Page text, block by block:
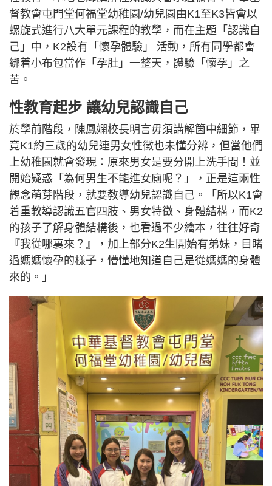
督教會屯門堂何福堂幼稚園/幼兒園由K1至K3皆會以
螺旋式進行八大單元課程的教學，而在主題「認識自
己」中，K2設有「懷孕體驗」 活動，所有同學都會
綁着小布包當作「孕肚」一整天，體驗「懷孕」之
苦。
性教育起步 讓幼兒認識自己
於學前階段，陳鳳嫻校長明言毋須講解箇中細節，畢
竟K1約三歲的幼兒連男女性徵也未懂分辨，但當他們
上幼稚園就會發現：原來男女是要分開上洗手間！並
開始疑惑「為何男生不能進女廁呢？」，正是這兩性
觀念萌芽階段，就要教導幼兒認識自己。「所以K1會
着重教導認識五官四肢、男女特徵、身體結構，而K2
的孩子了解身體結構後，也看過不少繪本，往往好奇
『我從哪裏來？』，加上部分K2生開始有弟妹，目睹
過媽媽懷孕的樣子，懵懂地知道自己是從媽媽的身體
來的。」